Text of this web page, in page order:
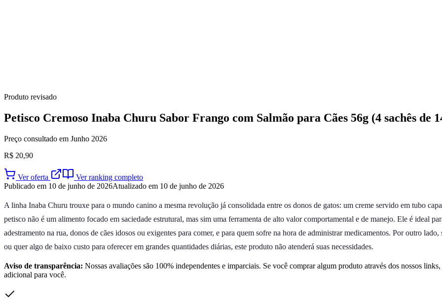
Produto revisado
Petisco Cremoso Inaba Churu Sabor Frango com Salmão para Cães 56g (4 sachês de
Preço consultado em Junho 2026
R$ 20,90
Ver oferta
Ver ranking completo
Publicado em 10 de junho de 2026Atualizado em 10 de junho de 2026
A linha Inaba Churu trouxe para o mundo canino a mesma revolução já consolidada entre os donos de gatos: um creme servido em tubo
petisco não é um alimento focado em saciedade estrutural, mas sim uma ferramenta de alto valor comportamental e de manejo. Ele é ideal
adestramento na rua, donos de cães idosos ou exigentes para comer, e para quem sofre na hora de administrar medicamentos. Por outro
ou quer algo de baixo custo para oferecer em grandes quantidades diárias, este produto não atenderá suas necessidades.
Aviso de transparência: Nossas avaliações são 100% independentes e imparciais. Se você comprar algum produto através dos nossos
adicional para você.